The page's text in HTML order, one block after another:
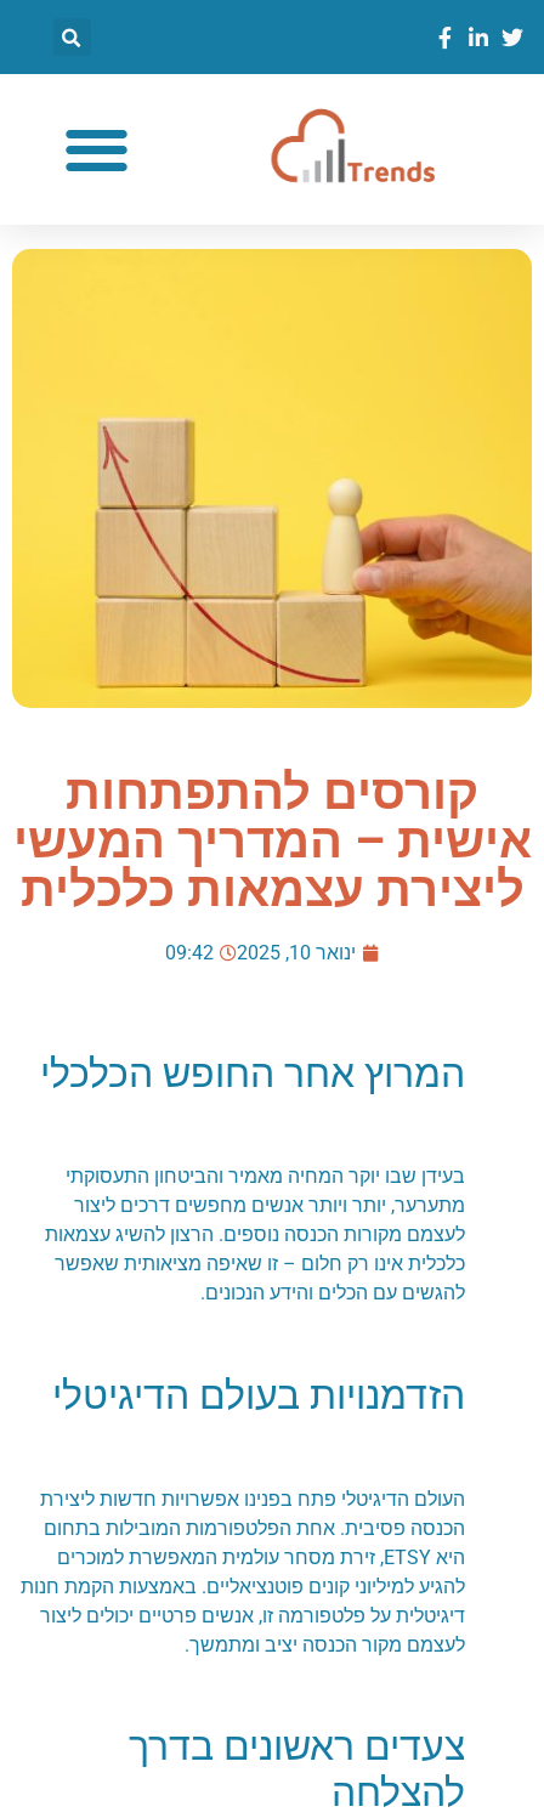
קורסים להתפתחות
אישית – המדריך המעשי
ליצירת עצמאות כלכלית
ינואר 10, 2025 09:42
המרוץ אחר החופש הכלכלי
בעידן שבו יוקר המחיה מאמיר והביטחון התעסוקתי
מתערער, יותר ויותר אנשים מחפשים דרכים ליצור
לעצמם מקורות הכנסה נוספים. הרצון להשיג עצמאות
כלכלית אינו רק חלום – זו שאיפה מציאותית שאפשר
להגשים עם הכלים והידע הנכונים.
הזדמנויות בעולם הדיגיטלי
העולם הדיגיטלי פתח בפנינו אפשרויות חדשות ליצירת
הכנסה פסיבית. אחת הפלטפורמות המובילות בתחום
היא ETSY, זירת מסחר עולמית המאפשרת למוכרים
להגיע למיליוני קונים פוטנציאליים. באמצעות הקמת חנות
דיגיטלית על פלטפורמה זו, אנשים פרטיים יכולים ליצור
לעצמם מקור הכנסה יציב ומתמשך.
צעדים ראשונים בדרך
להצלחה